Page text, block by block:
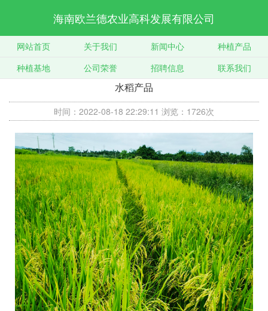
海南欧兰德农业高科发展有限公司
网站首页 关于我们 新闻中心
种植产品
种植基地
公司荣誉 招聘信息 联系我们
水稻产品
时间：2022-08-18 22:29:11 浏览：1726次